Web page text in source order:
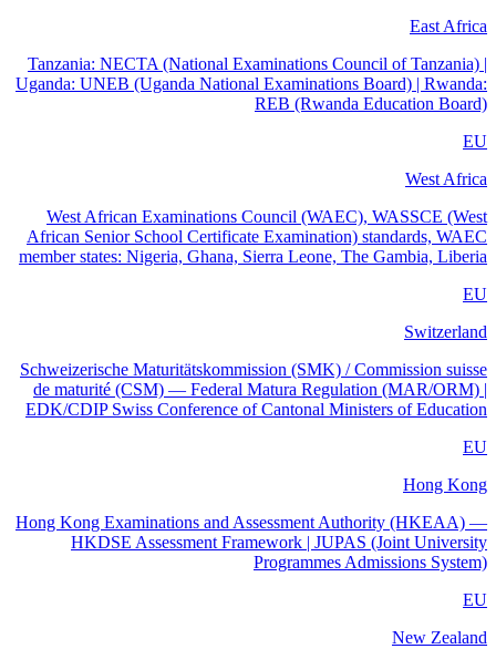
East Africa
Tanzania: NECTA (National Examinations Council of Tanzania) |
Uganda: UNEB (Uganda National Examinations Board) | Rwanda:
REB (Rwanda Education Board)
EU
West Africa
West African Examinations Council (WAEC), WASSCE (West
African Senior School Certificate Examination) standards, WAEC
member states: Nigeria, Ghana, Sierra Leone, The Gambia, Liberia
EU
Switzerland
Schweizerische Maturitätskommission (SMK) / Commission suisse
de maturité (CSM) — Federal Matura Regulation (MAR/ORM) |
EDK/CDIP Swiss Conference of Cantonal Ministers of Education
EU
Hong Kong
Hong Kong Examinations and Assessment Authority (HKEAA) —
HKDSE Assessment Framework | JUPAS (Joint University
Programmes Admissions System)
EU
New Zealand